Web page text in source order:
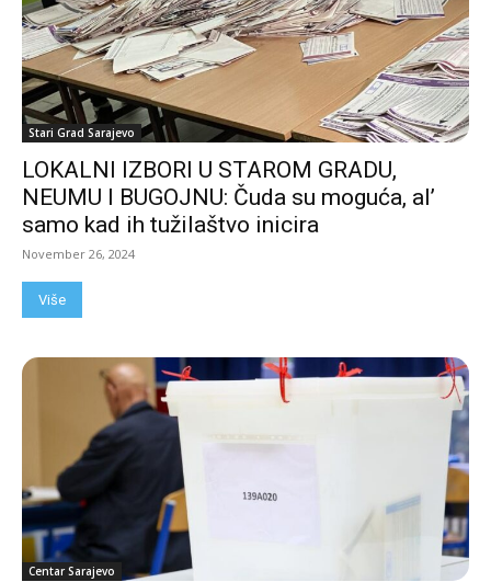
Stari Grad Sarajevo
LOKALNI IZBORI U STAROM GRADU,
NEUMU I BUGOJNU: Čuda su moguća, al’
samo kad ih tužilaštvo inicira
November 26, 2024
Više
Centar Sarajevo